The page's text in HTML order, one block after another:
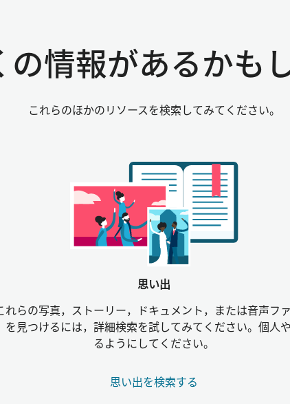
情報があるかも
これらのほかのリソースを検索してみてください。
思い出
れらの写真，ストーリー，ドキュメント，または音声フ
を見つけるには，詳細検索を試してみてください。個人
るようにしてください。
思い出を検索する